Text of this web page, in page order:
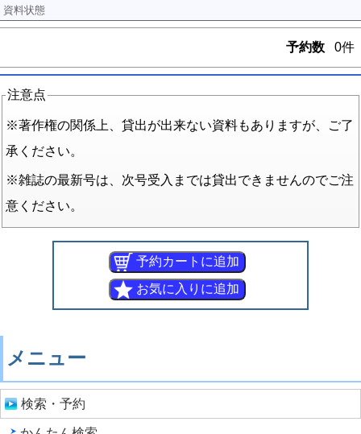
予約数 0件
注意点
※著作権の関係上、貸出が出来ない資料もありますが、ご了
承ください。
※雑誌の最新号は、次号受入までは貸出できませんのでご注
意ください。
メニュー
検索・予約